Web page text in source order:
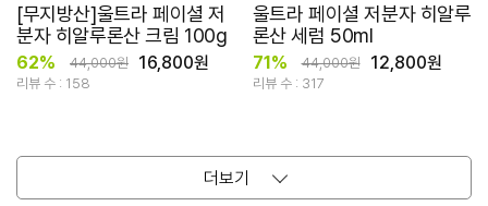
[무지방산]울트라 페이셜 저
분자 히알루론산 크림 100g
62% 44,000원 16,800원
리뷰 수 : 158
울트라 페이셜 저분자 히알루
론산 세럼 50ml
71% 44,000원 12,800원
리뷰 수 : 317
더보기